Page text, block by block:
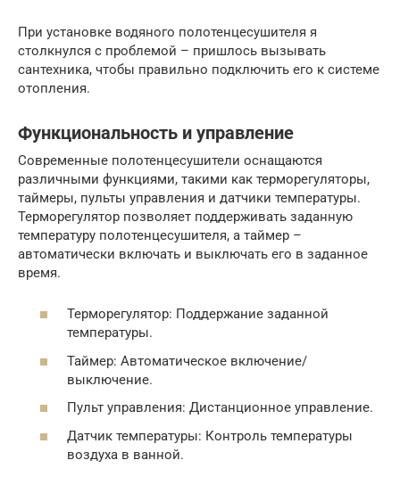
При установке водяного полотенцесушителя я
столкнулся с проблемой – пришлось вызывать
сантехника, чтобы правильно подключить его к системе
отопления.
Функциональность и управление
Современные полотенцесушители оснащаются
различными функциями, такими как терморегуляторы,
таймеры, пульты управления и датчики температуры.
Терморегулятор позволяет поддерживать заданную
температуру полотенцесушителя, а таймер –
автоматически включать и выключать его в заданное
время.
Терморегулятор: Поддержание заданной
температуры.
Таймер: Автоматическое включение/
выключение.
Пульт управления: Дистанционное управление.
Датчик температуры: Контроль температуры
воздуха в ванной.